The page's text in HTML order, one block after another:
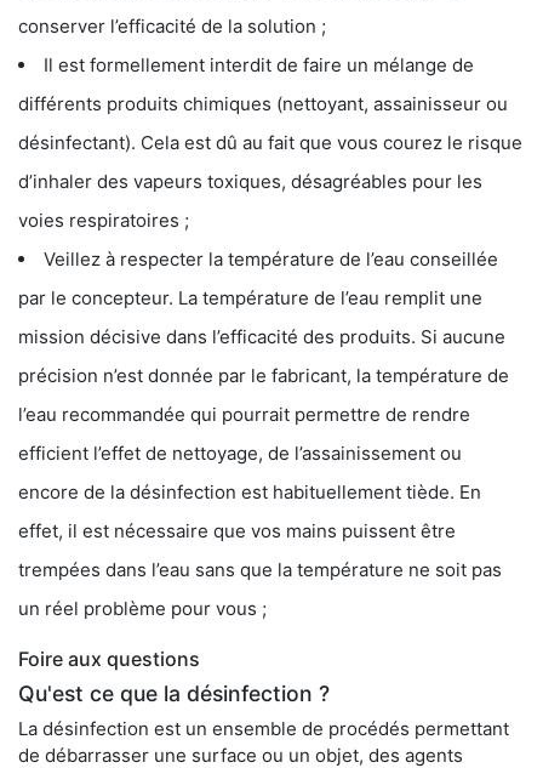
conserver l’efficacité de la solution ;
Il est formellement interdit de faire un mélange de
différents produits chimiques (nettoyant, assainisseur ou
désinfectant). Cela est dû au fait que vous courez le risque
d’inhaler des vapeurs toxiques, désagréables pour les
voies respiratoires ;
Veillez à respecter la température de l’eau conseillée
par le concepteur. La température de l’eau remplit une
mission décisive dans l’efficacité des produits. Si aucune
précision n’est donnée par le fabricant, la température de
l’eau recommandée qui pourrait permettre de rendre
efficient l’effet de nettoyage, de l’assainissement ou
encore de la désinfection est habituellement tiède. En
effet, il est nécessaire que vos mains puissent être
trempées dans l’eau sans que la température ne soit pas
un réel problème pour vous ;
Foire aux questions
Qu'est ce que la désinfection ?
La désinfection est un ensemble de procédés permettant
de débarrasser une surface ou un objet, des agents